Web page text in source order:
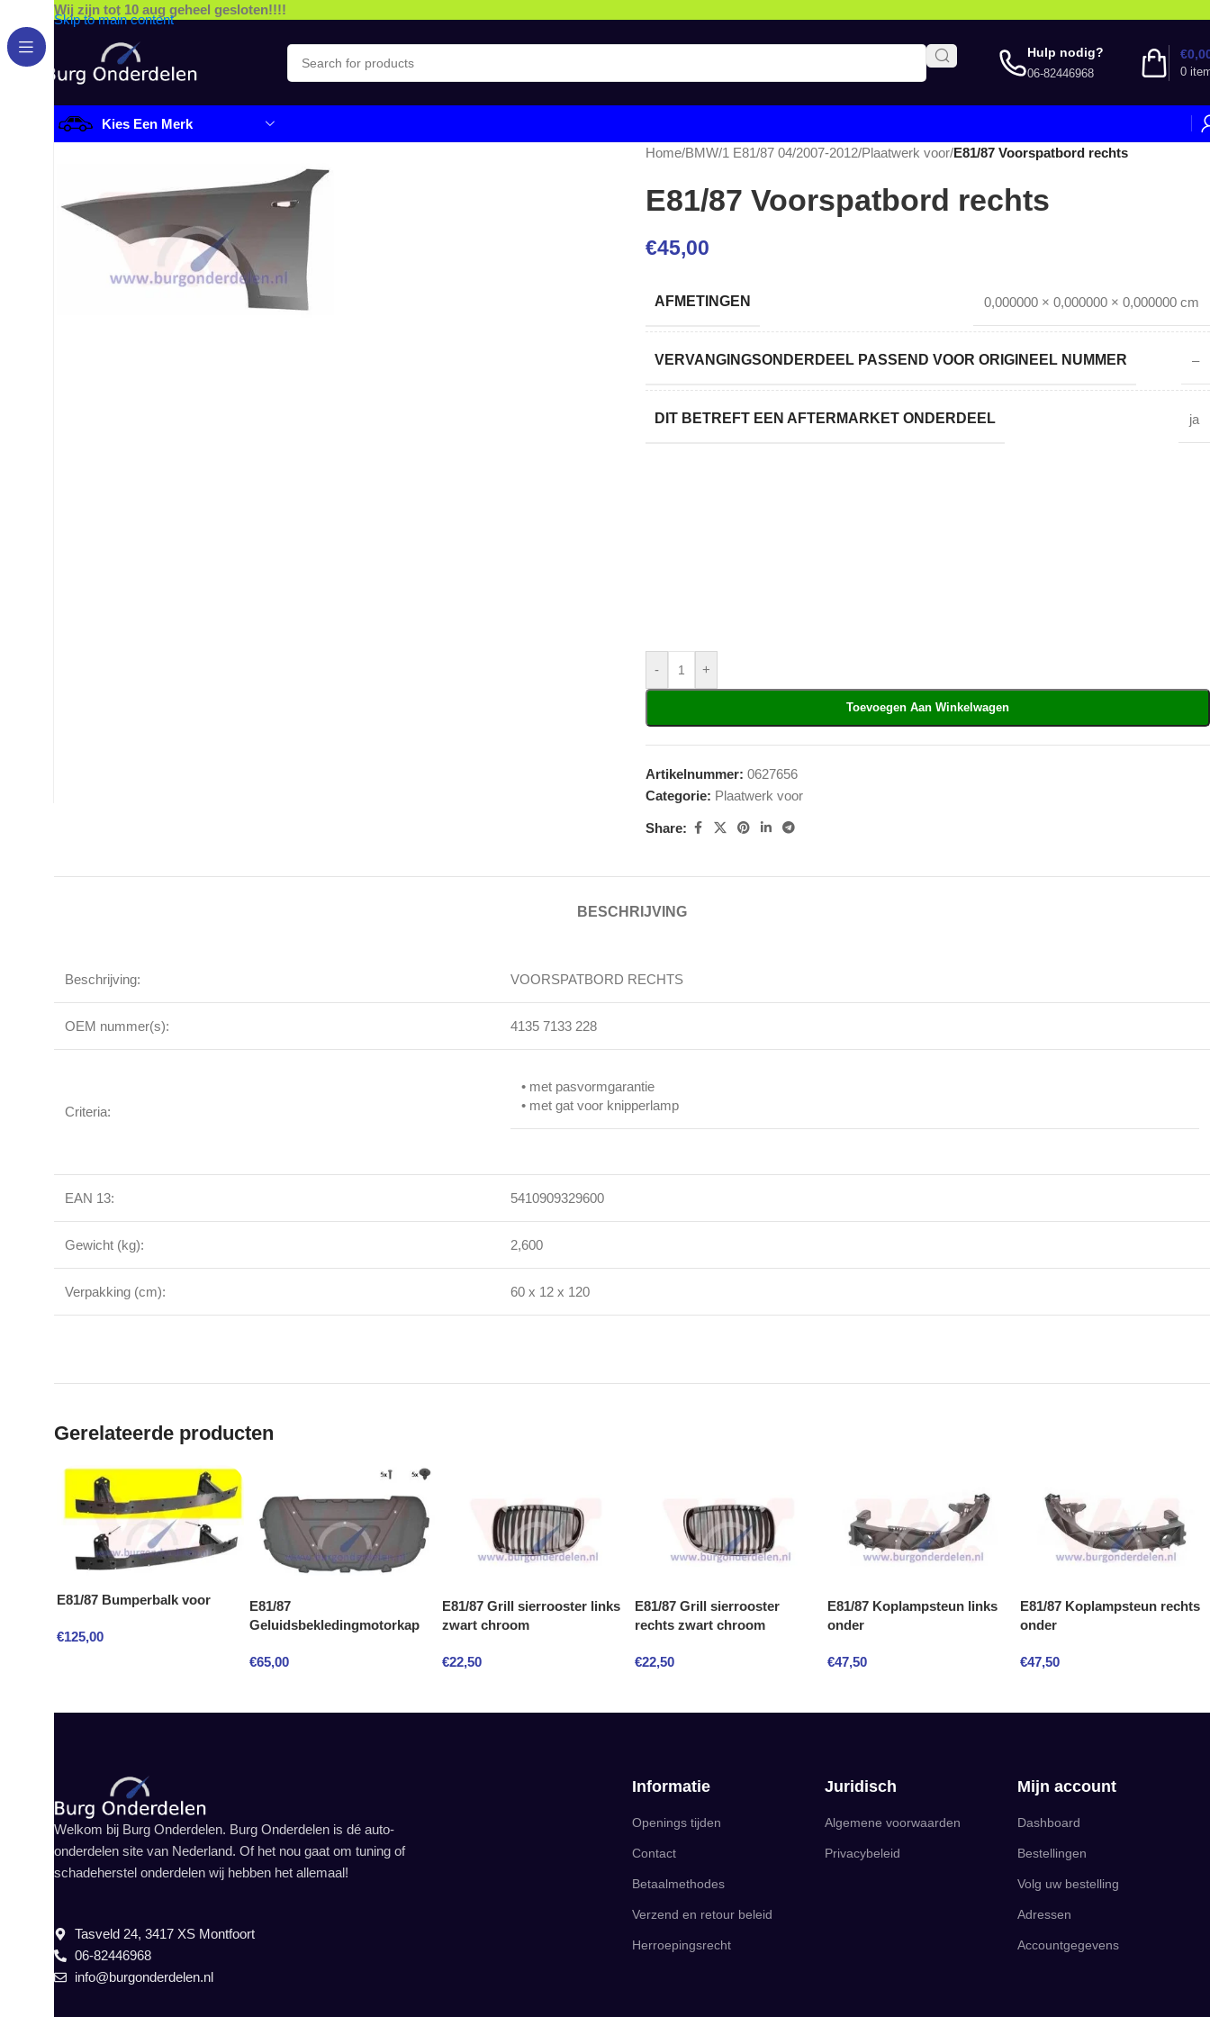
Skip to main content
Wij zijn tot 10 aug geheel gesloten!!!!
Hulp nodig?
06-82446968 0
€
Kies Een Merk
Home/BMW/1 E81/87 04/2007-2012/Plaatwerk voor/E81/87 Voorspatbord rechts
E81/87 Voorspatbord rechts
€45,00
AFMETINGEN 0,000000 × 0,000000 × 0,000000 cm
VERVANGINGSONDERDEEL PASSEND VOOR ORIGINEEL NUMMER –
DIT BETREFT EEN AFTERMARKET ONDERDEEL ja
- +
Toevoegen Aan Winkelwagen
Artikelnummer: 0627656
Categorie: Plaatwerk voor
Share:
BESCHRIJVING
Beschrijving: VOORSPATBORD RECHTS
OEM nummer(s): 4135 7133 228
Criteria:
• met pasvormgarantie
• met gat voor knipperlamp
EAN 13: 5410909329600
Gewicht (kg): 2,600
Verpakking (cm): 60 x 12 x 120
Gerelateerde producten
E81/87 Bumperbalk voor
€125,00
E81/87
Geluidsbekledingmotorkap
€65,00
E81/87 Grill sierrooster links
zwart chroom
€22,50
E81/87 Grill sierrooster
rechts zwart chroom
€22,50
E81/87 Koplampsteun links
onder
€47,50
E81/87 Koplampsteun rechts
onder
€47,50
Informatie
Openings tijden
Contact
Betaalmethodes
Verzend en retour beleid
Herroepingsrecht
Juridisch
Algemene voorwaarden
Privacybeleid
Mijn account
Dashboard
Bestellingen
Volg uw bestelling
Adressen
Accountgegevens
Welkom bij Burg Onderdelen. Burg Onderdelen is dé auto-
onderdelen site van Nederland. Of het nou gaat om tuning of
schadeherstel onderdelen wij hebben het allemaal!
Tasveld 24, 3417 XS Montfoort
06-82446968
info@burgonderdelen.nl